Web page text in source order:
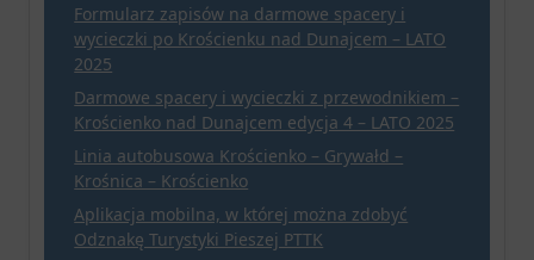
Formularz zapisów na darmowe spacery i
wycieczki po Krościenku nad Dunajcem – LATO
2025
Darmowe spacery i wycieczki z przewodnikiem –
Krościenko nad Dunajcem edycja 4 – LATO 2025
Linia autobusowa Krościenko – Grywałd –
Krośnica – Krościenko
Aplikacja mobilna, w której można zdobyć
Odznakę Turystyki Pieszej PTTK